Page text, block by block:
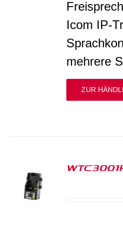
Icom IP-
mehrere
ZUR